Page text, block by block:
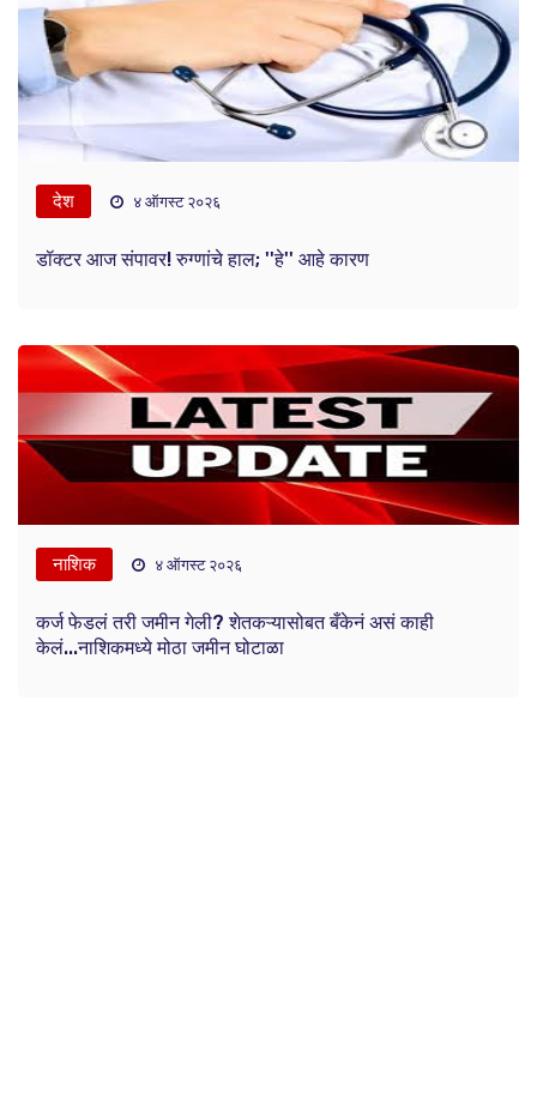
देश ४ ऑगस्ट २०२६
डॉक्टर आज संपावर! रुग्णांचे हाल; ''हे'' आहे कारण
नाशिक ४ ऑगस्ट २०२६
कर्ज फेडलं तरी जमीन गेली? शेतकऱ्यासोबत बँकेनं असं काही
केलं...नाशिकमध्ये मोठा जमीन घोटाळा